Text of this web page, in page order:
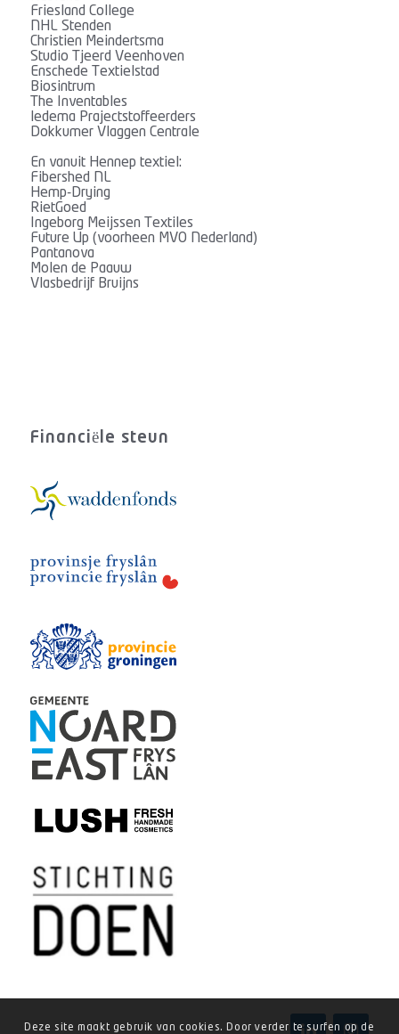
Friesland College
NHL Stenden
Christien Meindertsma
Studio Tjeerd Veenhoven
Enschede Textielstad
Biosintrum
The Inventables
ledema Prajectstoffeerders
Dokkumer Vlaggen Centrale
En vanuit Hennep textiel:
Fibershed NL
Hemp-Drying
RietGoed
Ingeborg Meijssen Textiles
Future Up (voorheen MVO Nederland)
Pantanova
Molen de Paauw
Vlasbedrijf Bruijns
Financiële steun
Deze site maakt gebruik van cookies. Door verder te surfen op de